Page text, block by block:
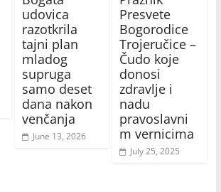
udovica
razotkrila
tajni plan
mladog
supruga
samo deset
dana nakon
venčanja
June 13, 2026
Presvete
Bogorodice
Trojeručice –
Čudo koje
donosi
zdravlje i
nadu
pravoslavni
m vernicima
July 25, 2025